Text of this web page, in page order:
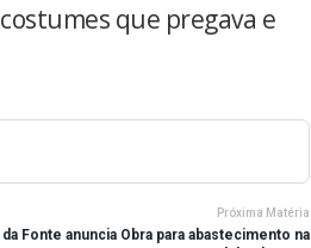
que pregava e
Próxima Matéria
da Fonte anuncia Obra para abastecimento na